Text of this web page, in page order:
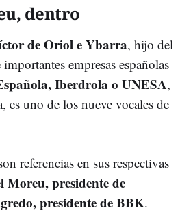
dentro
de Oriol e Ybarra, hijo del
empresas españolas
Iberdrola o UNESA,
uno de los nueve vocales de
referencias en sus respectivas
Moreu, presidente de
presidente de BBK.